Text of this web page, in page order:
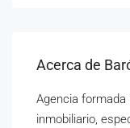
Acerca de
Agencia
inmobiliario,